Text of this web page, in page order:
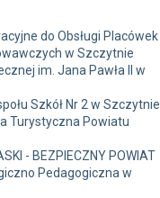
do Obsługi Placówek
w Szczytnie
im. Jana Pawła II w
Szkół Nr 2 w Szczytnie
Turystyczna Powiatu
- BEZPIECZNY POWIAT
Pedagogiczna w